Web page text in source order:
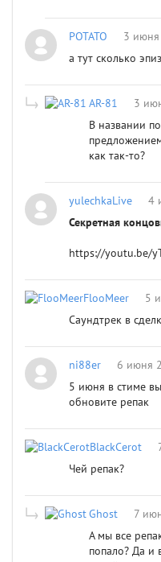
POTATO
3
а тут сколько
AR-81
3
В названии
как так-то?
yulechkaLive
4
Секретная
https://youtu.be/
FlooMeer
5
Саундтрек в
ni88er
6 июня
5 июня в стиме
обновите репак
BlackCerot
Чей репак?
Ghost
7
А мы все
попало? Да и